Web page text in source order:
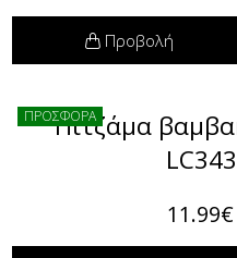
Προβολή
ΠΡΟΣΦΟΡΑ
Πιτζάμα
11.99€